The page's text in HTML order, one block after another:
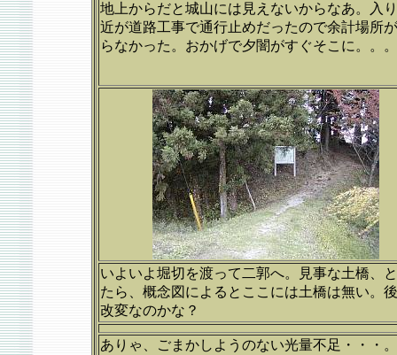
地上からだと城山には見えないからなあ。入
近が道路工事で通行止めだったので余計場所
らなかった。おかげで夕闇がすぐそこに。。。
いよいよ堀切を渡って二郭へ。見事な土橋、
たら、概念図によるとここには土橋は無い。
改変なのかな？
ありゃ、ごまかしようのない光量不足・・・